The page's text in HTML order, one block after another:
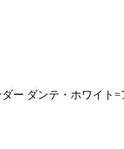
ー ダンテ・ホワイ